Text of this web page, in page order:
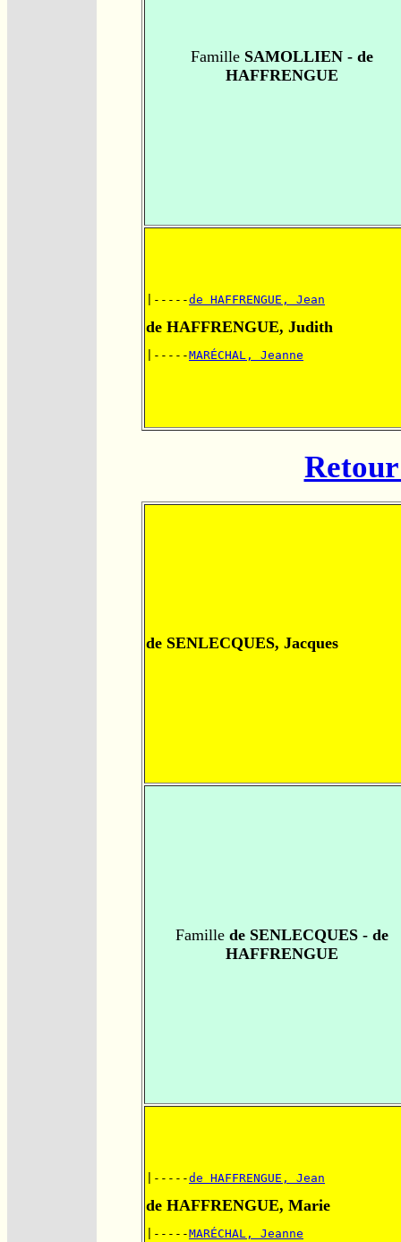
FamilleSAMOLLIEN - de
HAFFRENGUE
|-----de HAFFRENGUE, Jean
de HAFFRENGUE, Judith
|-----MARÉCHAL, Jeanne
de SENLECQUES, Jacques
Famillede SENLECQUES - de
HAFFRENGUE
|-----de HAFFRENGUE, Jean
de HAFFRENGUE, Marie
|-----MARÉCHAL, Jeanne